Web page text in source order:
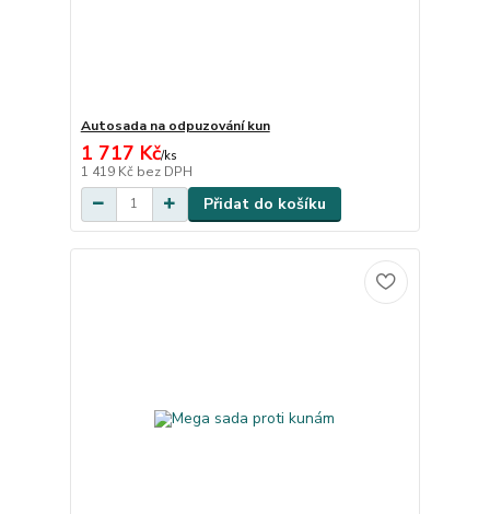
Autosada na odpuzování kun
1 717 Kč/ks
1 419 Kč bez DPH
Přidat do košíku